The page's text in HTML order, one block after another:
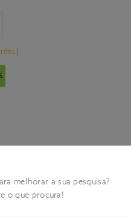
melhorar a sua pesquisa?
o que procura!